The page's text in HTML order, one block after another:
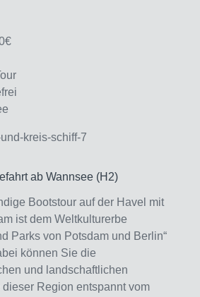
ab Wannsee (H2)
Bootstour auf der Havel mit
ist dem Weltkulturerbe
Parks von Potsdam und Berlin“
können Sie die
und landschaftlichen
dieser Region entspannt vom